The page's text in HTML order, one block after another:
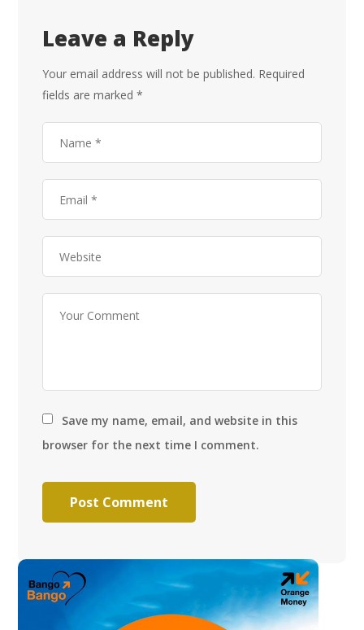
Leave a Reply
Your email address will not be published. Required
fields are marked*
Save my name, email, and website in this
browser for the next time I comment.